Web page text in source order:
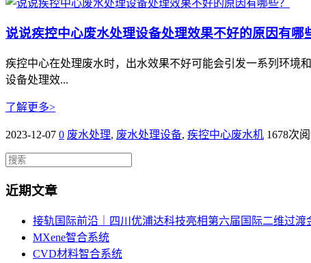
说说疾控中心废水处理设备处理效果不好的原因有哪
疾控中心在处理废水时，出水效果不好可能会引发一系列环境
设备处理效...
了解更多>
2023-12-07 0 废水处理, 废水处理设备, 疾控中心废水机 1678次
近期文章
接轨国际前沿｜四川优浦达科技亮相第六届国际二维过渡
MXene智合系统
CVD材料智合系统